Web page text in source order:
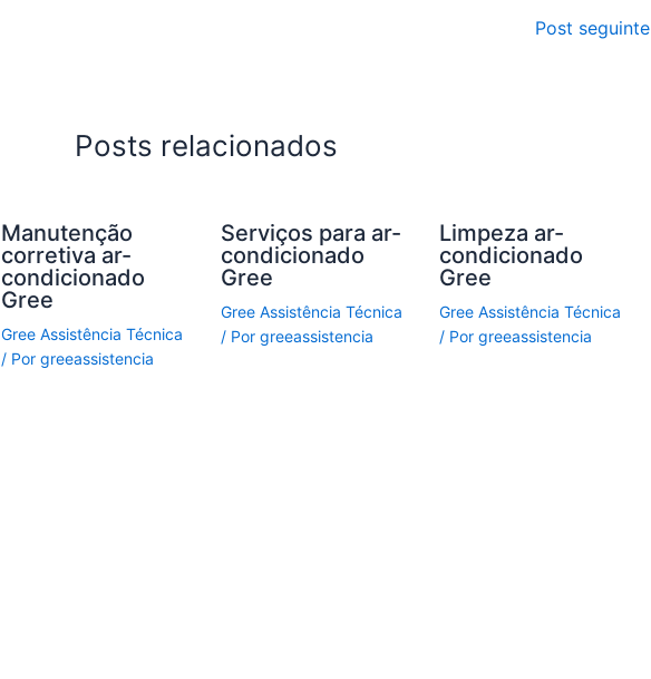
Post seguinte
Posts relacionados
Manutenção
corretiva ar-
condicionado
Gree
Gree Assistência Técnica
/ Porgreeassistencia
Serviços para ar-
condicionado
Gree
Gree Assistência Técnica
/ Por greeassistencia
Limpeza ar-
condicionado
Gree
Gree Assistência Técnica
/ Por greeassistencia